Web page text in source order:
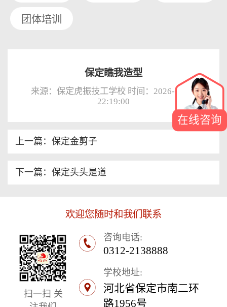
团体培训
保定瞧我造型
来源：保定虎振技工学校 时间：2026-05-14
22:19:00
上一篇：保定金剪子
下一篇：保定头头是道
欢迎您随时和我们联系
扫一扫 关
咨询电话:
0312-2138888
学校地址:
河北省保定市南二环
路1956号
在线咨询